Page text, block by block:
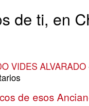
de ti, en
VIDES ALVARADO
de esos